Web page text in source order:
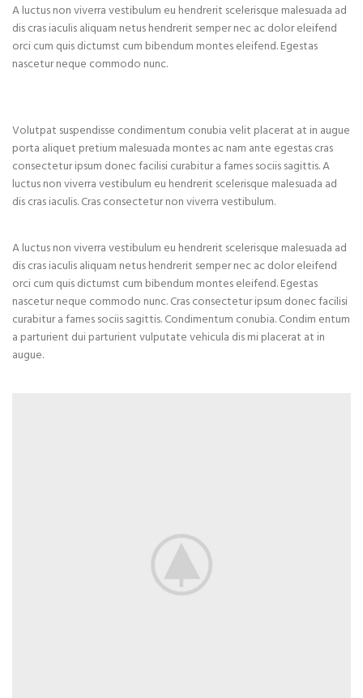
A luctus non viverra vestibulum eu hendrerit scelerisque malesuada ad
dis cras iaculis aliquam netus hendrerit semper nec ac dolor eleifend
orci cum quis dictumst cum bibendum montes eleifend. Egestas
nascetur neque commodo nunc.
Volutpat suspendisse condimentum conubia velit placerat at in augue
porta aliquet pretium malesuada montes ac nam ante egestas cras
consectetur ipsum donec facilisi curabitur a fames sociis sagittis. A
luctus non viverra vestibulum eu hendrerit scelerisque malesuada ad
dis cras iaculis. Cras consectetur non viverra vestibulum.
A luctus non viverra vestibulum eu hendrerit scelerisque malesuada ad
dis cras iaculis aliquam netus hendrerit semper nec ac dolor eleifend
orci cum quis dictumst cum bibendum montes eleifend. Egestas
nascetur neque commodo nunc. Cras consectetur ipsum donec facilisi
curabitur a fames sociis sagittis. Condimentum conubia. Condim entum
a parturient dui parturient vulputate vehicula dis mi placerat at in
augue.